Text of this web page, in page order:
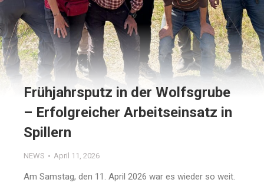
Frühjahrsputz in der Wolfsgrube
– Erfolgreicher Arbeitseinsatz in
Spillern
NEWS April 11, 2026
Am Samstag, den 11. April 2026 war es wieder so weit.